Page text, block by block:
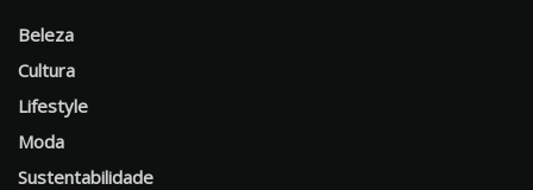
Beleza
Cultura
Lifestyle
Moda
Sustentabilidade